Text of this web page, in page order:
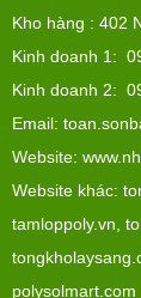
Kho hàng : 402
Kinh doanh 1:
Kinh doanh 2:
Email:
Website:
Website khác:
tamloppoly.vn
polysolmart.com